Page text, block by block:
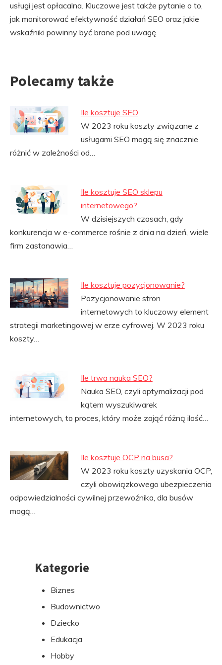
usługi jest opłacalna. Kluczowe jest także pytanie o to,
jak monitorować efektywność działań SEO oraz jakie
wskaźniki powinny być brane pod uwagę.
Polecamy także
Ile kosztuje SEO
W 2023 roku koszty związane z
usługami SEO mogą się znacznie
różnić w zależności od…
Ile kosztuje SEO sklepu
internetowego?
W dzisiejszych czasach, gdy
konkurencja w e-commerce rośnie z dnia na dzień, wiele
firm zastanawia…
Ile kosztuje pozycjonowanie?
Pozycjonowanie stron
internetowych to kluczowy element
strategii marketingowej w erze cyfrowej. W 2023 roku
koszty…
Ile trwa nauka SEO?
Nauka SEO, czyli optymalizacji pod
kątem wyszukiwarek
internetowych, to proces, który może zająć różną ilość…
Ile kosztuje OCP na busa?
W 2023 roku koszty uzyskania OCP,
czyli obowiązkowego ubezpieczenia
odpowiedzialności cywilnej przewoźnika, dla busów
mogą…
PrzejdźKategorie
Biznes
Budownictwo
Dziecko
Edukacja
Hobby